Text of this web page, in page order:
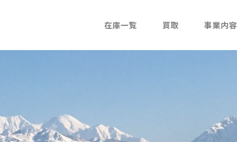
在庫一覧 買取 事業内容